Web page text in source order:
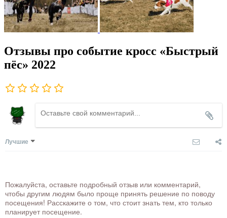
Отзывы про событие кросс «Быстрый
пёс» 2022
Лучшие
Пожалуйста, оставьте подробный отзыв или комментарий,
чтобы другим людям было проще принять решение по поводу
посещения! Расскажите о том, что стоит знать тем, кто только
планирует посещение.